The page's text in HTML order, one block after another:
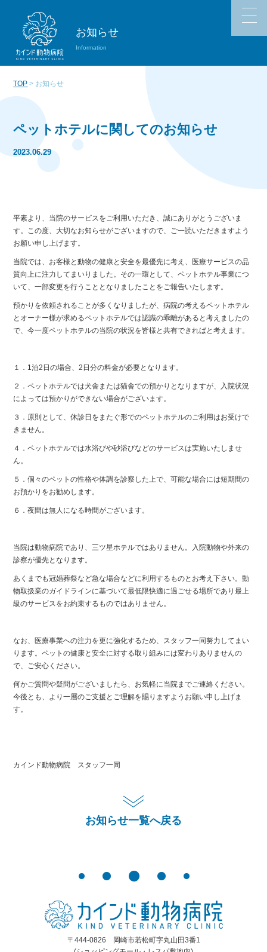
お知らせ
Information
TOP > お知らせ
ペットホテルに関してのお知らせ
2023.06.29
平素より、当院のサービスをご利用いただき、誠にありがとうございま
す。この度、大切なお知らせがございますので、ご一読いただきますよう
お願い申し上げます。
当院では、お客様と動物の健康と安全を最優先に考え、医療サービスの品
質向上に注力してまいりました。その一環として、ペットホテル事業につ
いて、一部変更を行うこととなりましたことをご報告いたします。
預かりを依頼されることが多くなりましたが、病院の考えるペットホテル
とオーナー様が求めるペットホテルでは認識の乖離があると考えましたの
で、今一度ペットホテルの当院の状況を皆様と共有できればと考えます。
１．1泊2日の場合、2日分の料金が必要となります。
２．ペットホテルでは犬舎または猫舎での預かりとなりますが、入院状況
によっては預かりができない場合がございます。
３．原則として、休診日をまたぐ形でのペットホテルのご利用はお受けで
きません。
４．ペットホテルでは水浴びや砂浴びなどのサービスは実施いたしませ
ん。
５．個々のペットの性格や体調を診察した上で、可能な場合には短期間の
お預かりをお勧めします。
６．夜間は無人になる時間がございます。
当院は動物病院であり、三ツ星ホテルではありません。入院動物や外来の
診察が優先となります。
あくまでも冠婚葬祭など急な場合などに利用するものとお考え下さい。動
物取扱業のガイドラインに基づいて最低限快適に過ごせる場所であり最上
級のサービスをお約束するものではありません。
なお、医療事業への注力を更に強化するため、スタッフ一同努力してまい
ります。ペットの健康と安全に対する取り組みには変わりありませんの
で、ご安心ください。
何かご質問や疑問がございましたら、お気軽に当院までご連絡ください。
今後とも、より一層のご支援とご理解を賜りますようお願い申し上げま
す。
カインド動物病院 スタッフ一同
お知らせ一覧へ戻る
〒444-0826 岡崎市若松町字丸山田3番1